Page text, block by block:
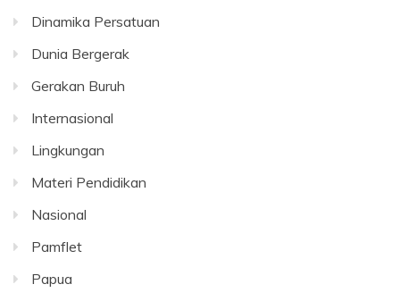
Dinamika Persatuan
Dunia Bergerak
Gerakan Buruh
Internasional
Lingkungan
Materi Pendidikan
Nasional
Pamflet
Papua